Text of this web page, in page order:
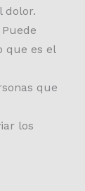
dolor.
que es el
que
los